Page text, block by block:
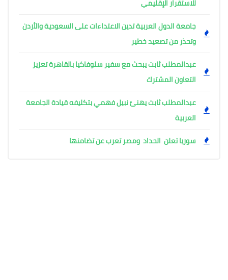
للاستقرار الإقليمي
جامعة الدول العربية تدين الاعتداءات على السعودية والأردن
وتحذر من تصعيد خطير
عبدالمطلب ثابت يبحث مع سفير سلوفاكيا بالقاهرة تعزيز
التعاون المشترك
عبدالمطلب ثابت يهنئ نبيل فهمي بتكليفه قيادة الجامعة
العربية
سوريا تعلن الحداد ومصر تعرب عن تضامنها